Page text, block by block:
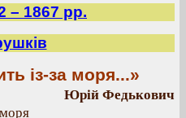
– 1867 рр.
із-за моря...»
Юрій Федькович